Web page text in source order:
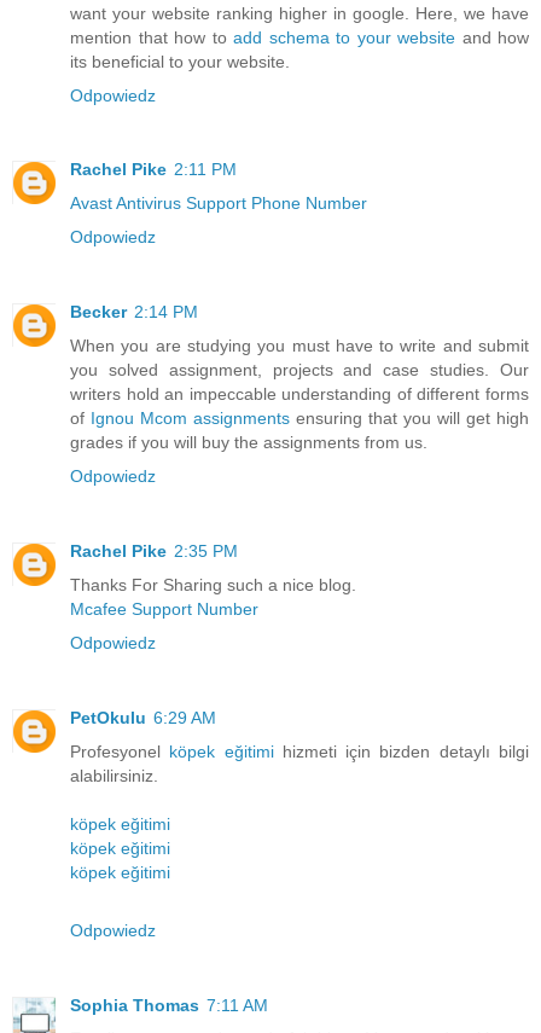
want your website ranking higher in google. Here, we have
mention that how to add schema to your website and how
its beneficial to your website.
Odpowiedz
Rachel Pike 2:11 PM
Avast Antivirus Support Phone Number
Odpowiedz
Becker 2:14 PM
When you are studying you must have to write and submit
you solved assignment, projects and case studies. Our
writers hold an impeccable understanding of different forms
of Ignou Mcom assignments ensuring that you will get high
grades if you will buy the assignments from us.
Odpowiedz
Rachel Pike 2:35 PM
Thanks For Sharing such a nice blog.
Mcafee Support Number
Odpowiedz
PetOkulu 6:29 AM
Profesyonel köpek eğitimihizmeti için bizden detaylı bilgi
alabilirsiniz.
köpek eğitimi
köpek eğitimi
köpek eğitimi
Odpowiedz
Sophia Thomas 7:11 AM